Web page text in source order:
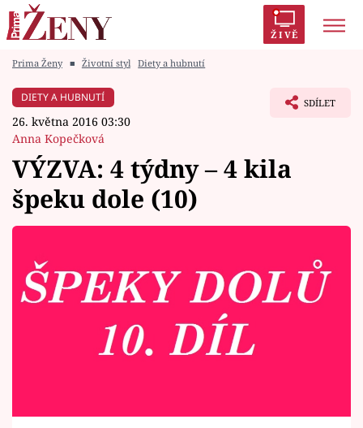
ŽIVĚ
Módní alarm
Zrádci
Témata
Vztahy
Prima Ženy ■ Životní styl Diety a hubnutí
DIETY A HUBNUTÍ
26. května 2016 03:30
Anna Kopečková
SDÍLET
VÝZVA: 4 týdny – 4 kila
špeku dole (10)